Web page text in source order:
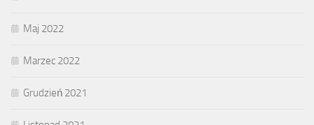
Maj 2022
Marzec 2022
Grudzień 2021